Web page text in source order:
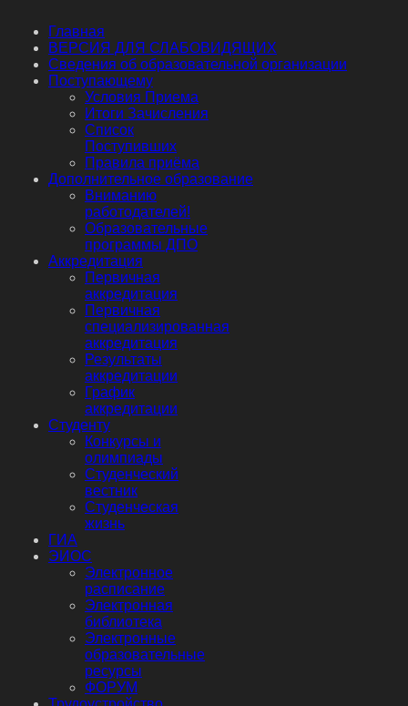
Главная
ВЕРСИЯ ДЛЯ СЛАБОВИДЯЩИХ
Сведения об образовательной организации
Поступающему
Условия Приема
Итоги Зачисления
Список
Поступивших
Правила приёма
Дополнительное образование
Вниманию
работодателей!
Образовательные
программы ДПО
Аккредитация
Первичная
аккредитация
Первичная
специализированная
аккредитация
Результаты
аккредитации
График
аккредитации
Студенту
Конкурсы и
олимпиады
Студенческий
вестник
Студенческая
жизнь
ГИА
ЭИОС
Электронное
расписание
Электронная
библиотека
Электронные
образовательные
ресурсы
ФОРУМ